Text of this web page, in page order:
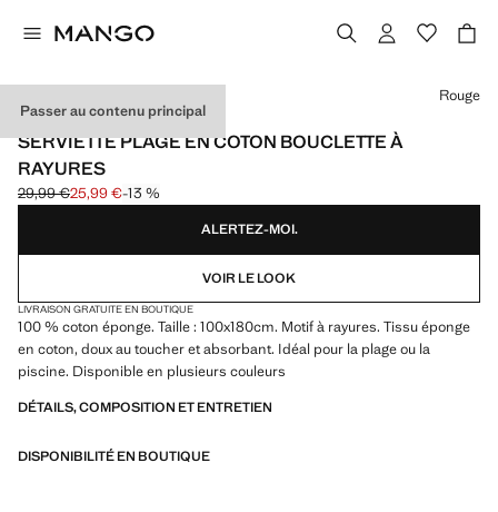
Passer au contenu principal
600 G/M2
SERVIETTE PLAGE EN COTON BOUCLETTE À
RAYURES
Prix initial barré [29,99 € ]
29,99 €
Prix actuel [25,99 € ]
25,99 €-13 %
Choisissez une couleur
Rouge
ALERTEZ-MOI.
VOIR LE LOOK
LIVRAISON GRATUITE EN BOUTIQUE
100 % coton éponge. Taille : 100x180cm. Motif à rayures. Tissu éponge
en coton, doux au toucher et absorbant. Idéal pour la plage ou la
piscine. Disponible en plusieurs couleurs
DÉTAILS, COMPOSITION ET ENTRETIEN
DISPONIBILITÉ EN BOUTIQUE